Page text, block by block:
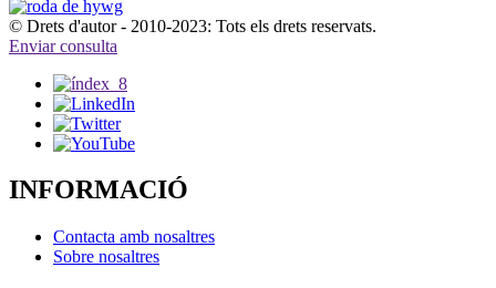
© Drets d'autor - 2010-2023: Tots els drets reservats.
Enviar consulta
INFORMACIÓ
Contacta amb nosaltres
Sobre nosaltres